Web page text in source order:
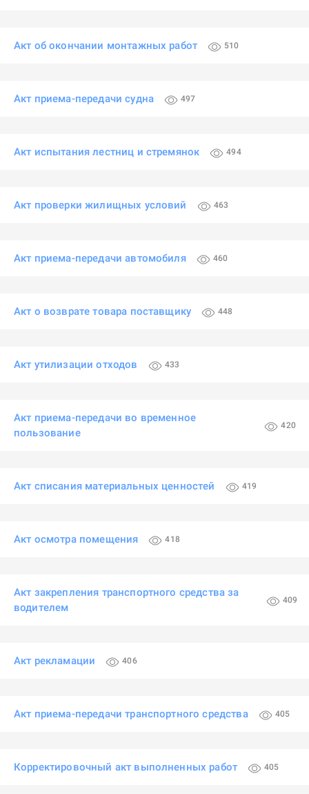
Акт об окончании монтажных работ 510
Акт приема-передачи судна 497
Акт испытания лестниц и стремянок 494
Акт проверки жилищных условий 463
Акт приема-передачи автомобиля 460
Акт о возврате товара поставщику 448
Акт утилизации отходов 433
Акт приема-передачи во временное
пользование
420
Акт списания материальных ценностей 419
Акт осмотра помещения 418
Акт закрепления транспортного средства за
водителем
409
Акт рекламации 406
Акт приема-передачи транспортного средства 405
Корректировочный акт выполненных работ 405